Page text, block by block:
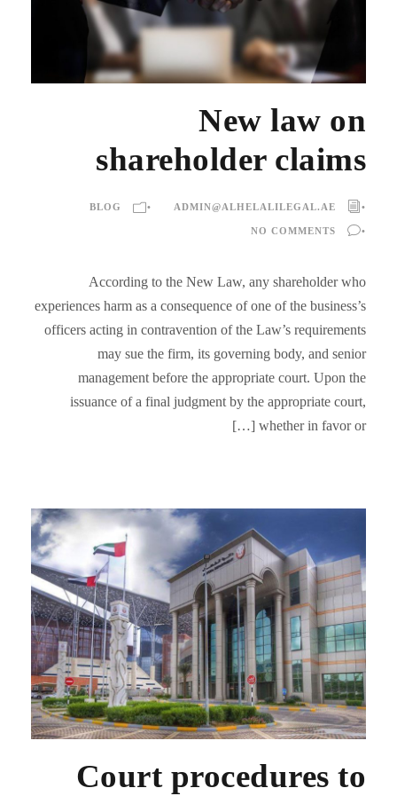
New law on
shareholder claims
•
ADMIN@ALHELALILEGAL.AE
•
BLOG
•
NO COMMENTS
According to the New Law, any shareholder who
experiences harm as a consequence of one of the business’s
officers acting in contravention of the Law’s requirements
may sue the firm, its governing body, and senior
management before the appropriate court. Upon the
issuance of a final judgment by the appropriate court,
whether in favor or […]
Court procedures to